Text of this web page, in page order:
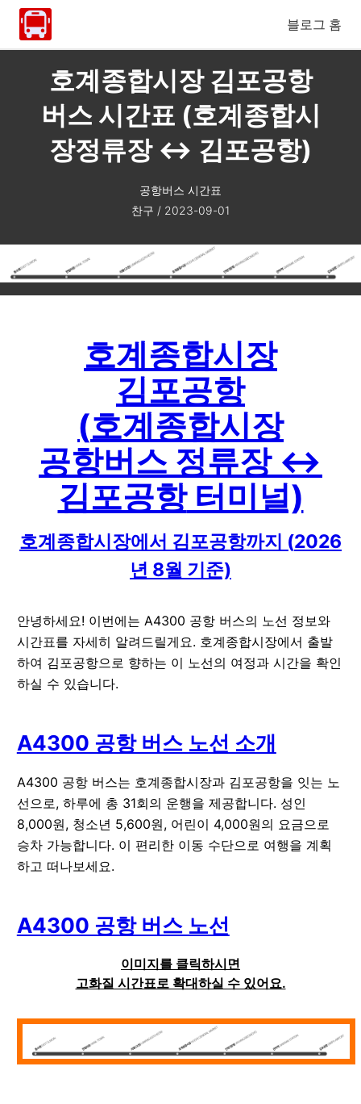
블로그 홈
호계종합시장 김포공항
버스 시간표 (호계종합시
장정류장 ↔ 김포공항)
공항버스 시간표
찬구 / 2023-09-01
호계종합시장
김포공항
(호계종합시장
공항버스 정류장 ↔
김포공항터미널)
호계종합시장에서 김포공항까지 (2026
년 8월 기준)
안녕하세요! 이번에는 A4300 공항 버스의 노선 정보와
시간표를 자세히 알려드릴게요. 호계종합시장에서 출발
하여 김포공항으로 향하는 이 노선의 여정과 시간을 확인
하실 수 있습니다.
A4300 공항 버스 노선 소개
A4300 공항 버스는 호계종합시장과 김포공항을 잇는 노
선으로, 하루에 총 31회의 운행을 제공합니다. 성인
8,000원, 청소년 5,600원, 어린이 4,000원의 요금으로
승차 가능합니다. 이 편리한 이동 수단으로 여행을 계획
하고 떠나보세요.
A4300 공항 버스 노선
이미지를 클릭하시면
고화질 시간표로 확대하실 수 있어요.